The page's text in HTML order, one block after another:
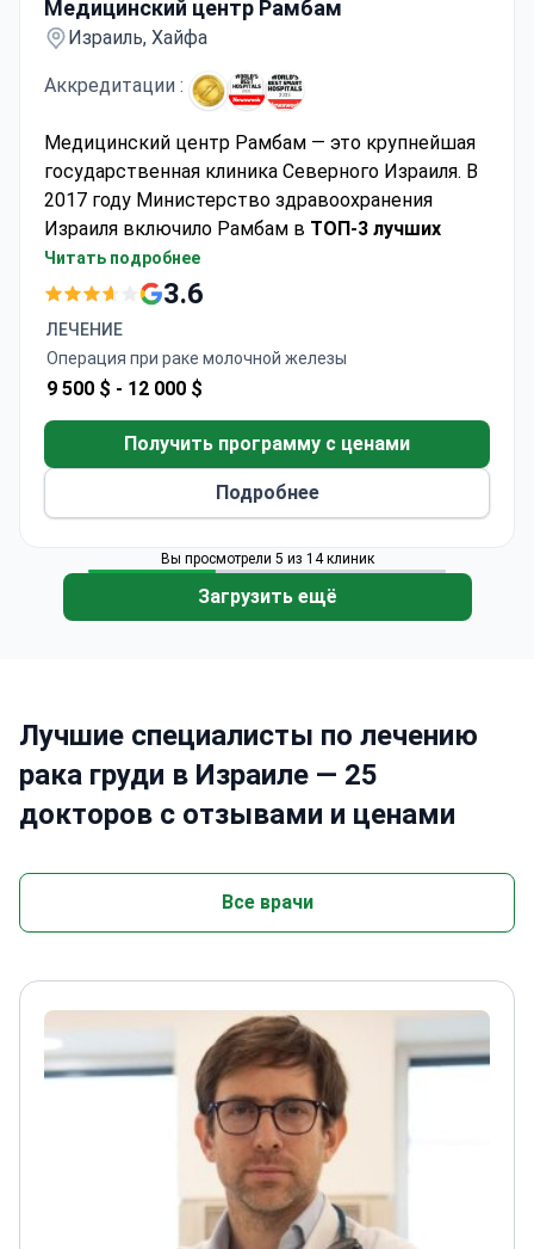
Медицинский центр Рамбам
Израиль, Хайфа
Аккредитации :
Медицинский центр Рамбам — это крупнейшая
государственная клиника Северного Израиля. В
2017 году Министерство здравоохранения
Израиля включило Рамбам в ТОП-3 лучших
больниц страныпо качеству медицинских
услуг. Больница является академической,
медицинского института Технион. На одном из
его факультетов работают2 лауреата
Нобелевской премии
Ежегодно лечение в Рамбам проходят
более 800
000 пациентовиз разных стран. Клиника
расположена в г. Хайфа на побережье
Средиземного моря.
Читать подробнее
3.6
ЛЕЧЕНИЕ
Операция при раке молочной железы
9 500 $ - 12 000 $
Получить программу с ценами
Подробнее
Вы просмотрели 5 из 14 клиник
Загрузить ещё
Лучшие специалисты по лечению
рака груди в Израиле — 25
докторов с отзывами и ценами
Все врачи